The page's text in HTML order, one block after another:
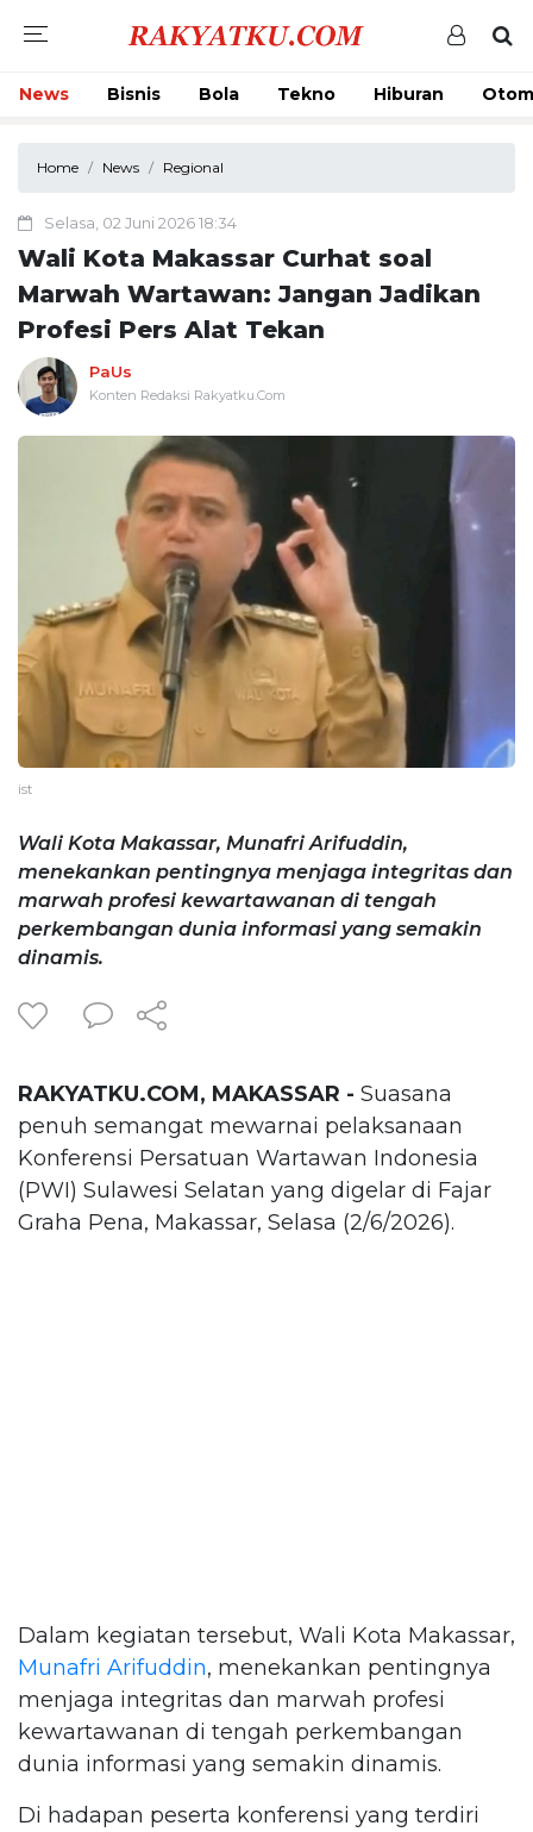
News Bisnis Bola Tekno Hiburan
Home News Regional
Selasa, 02 Juni 2026 18:34
Wali Kota Makassar Curhat soal
Marwah Wartawan: Jangan Jadikan
Profesi Pers Alat Tekan
PaUs
Konten Redaksi Rakyatku.Com
ist
Wali Kota Makassar, Munafri Arifuddin,
menekankan pentingnya menjaga integritas dan
marwah profesi kewartawanan di tengah
perkembangan dunia informasi yang semakin
dinamis.
RAKYATKU.COM, MAKASSAR - Suasana
penuh semangat mewarnai pelaksanaan
Konferensi Persatuan Wartawan Indonesia
(PWI) Sulawesi Selatan yang digelar di Fajar
Graha Pena, Makassar, Selasa (2/6/2026).
Dalam kegiatan tersebut, Wali Kota Makassar,
Munafri Arifuddin, menekankan pentingnya
menjaga integritas dan marwah profesi
kewartawanan di tengah perkembangan
dunia informasi yang semakin dinamis.
Di hadapan peserta konferensi yang terdiri